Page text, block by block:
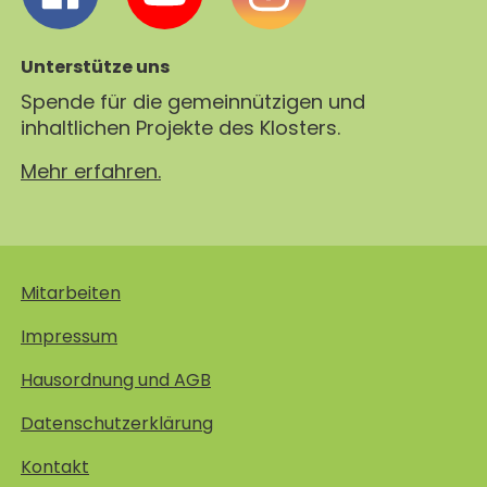
Unterstütze uns
Spende für die gemeinnützigen und
inhaltlichen Projekte des Klosters.
Mehr erfahren.
Mitarbeiten
Impressum
Hausordnung und AGB
Datenschutzerklärung
Kontakt